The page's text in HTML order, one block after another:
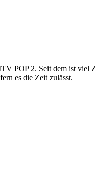
POP 2. Seit dem ist
es die Zeit zulässt.